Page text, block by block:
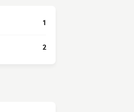
1
2